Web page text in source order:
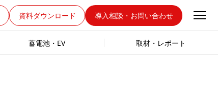
資料ダウンロード 導入相談・お問い合わせ
蓄電池・EV 取材・レポート